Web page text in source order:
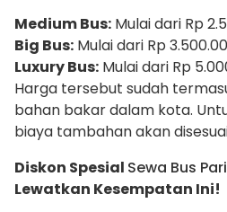
Medium Bus: Mulai dari Rp
Big Bus: Mulai dari Rp
Luxury Bus: Mulai dari Rp
Harga tersebut sudah
bahan bakar dalam kota.
biaya tambahan akan
Diskon Spesial Sewa Bus
Lewatkan Kesempatan Ini!